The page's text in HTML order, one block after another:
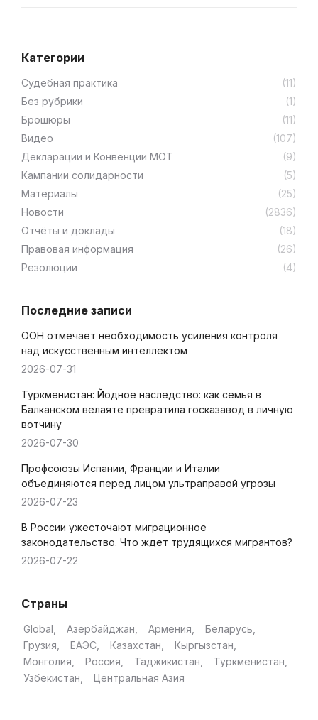
Категории
Cудебная практика
(11)
Без рубрики
(1)
Брошюры
(11)
Видео
(107)
Декларации и Конвенции МОТ
(9)
Кампании солидарности
(5)
Материалы
(25)
Новости
(2836)
Отчёты и доклады
(18)
Правовая информация
(26)
Резолюции
(4)
Последние записи
ООН отмечает необходимость усиления контроля
над искусственным интеллектом
2026-07-31
Туркменистан: Йодное наследство: как семья в
Балканском велаяте превратила госказавод в личную
вотчину
2026-07-30
Профсоюзы Испании, Франции и Италии
объединяются перед лицом ультраправой угрозы
2026-07-23
В России ужесточают миграционное
законодательство. Что ждет трудящихся мигрантов?
2026-07-22
Страны
Global Азербайджан Армения
Беларусь
Грузия
ЕАЭС Казахстан
Кыргызстан
Монголия
Россия Таджикистан
Туркменистан
Узбекистан
Центральная Азия